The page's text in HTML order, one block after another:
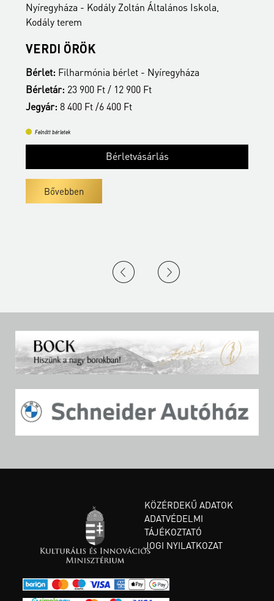
Nyíregyháza - Kodály Zoltán Általános Iskola,
Kodály terem
VERDI ÖRÖK
Bérlet: Filharmónia bérlet - Nyíregyháza
Bérletár: 23 900 Ft / 12 900 Ft
Jegyár: 8 400 Ft /6 400 Ft
Felnőtt bérletek
Bérletvásárlás
Bővebben
KÖZÉRDEKŰ ADATOK
ADATVÉDELMI
TÁJÉKOZTATÓ
JOGI NYILATKOZAT